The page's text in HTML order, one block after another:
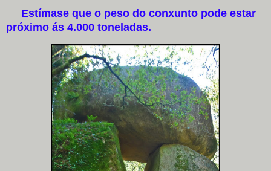
Estímase que o peso do conxunto pode estar
próximo ás 4.000 toneladas.